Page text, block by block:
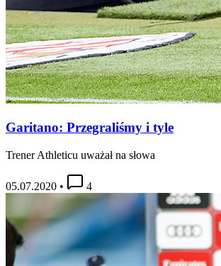
Garitano: Przegraliśmy i tyle
Trener Athleticu uważał na słowa
05.07.2020 • 4